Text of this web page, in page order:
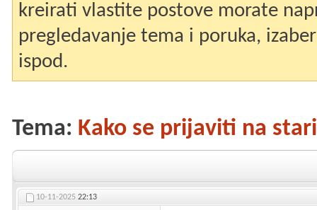
kreirati vlastite postove morate
pregledavanje tema i poruka,
ispod.
Tema: Kako se prijaviti na
10-11-2025 22:13